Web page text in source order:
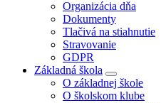
Organizácia dňa
Dokumenty
Tlačivá na stiahnutie
Stravovanie
GDPR
Základná škola
O základnej škole
O školskom klube